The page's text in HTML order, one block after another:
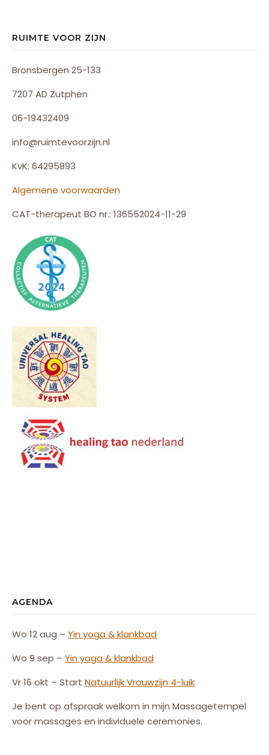
RUIMTE VOOR ZIJN
Bronsbergen 25-133
7207 AD Zutphen
06-19432409
info@ruimtevoorzijn.nl
KvK: 64295893
Algemene voorwaarden
CAT-therapeut BO nr.: 136552024-11-29
AGENDA
Wo 12 aug – Yin yoga & klankbad
Wo 9 sep – Yin yoga & klankbad
Vr 16 okt – Start NatuurlijkVrouwzijn 4-luik
Je bent op afspraak welkom in mijn Massagetempel
voor massages en individuele ceremonies.